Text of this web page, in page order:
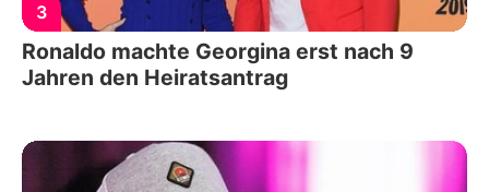
3
Ronaldo machte Georgina erst nach 9
Jahren den Heiratsantrag